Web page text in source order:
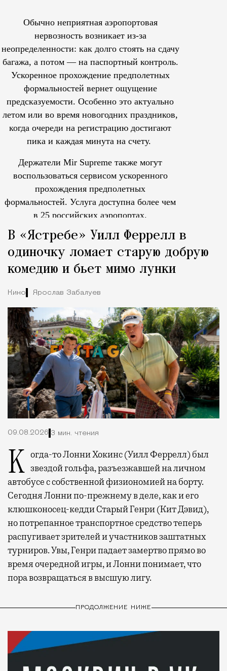
Обычно неприятная аэропортовая
нервозность возникает из-за
неопределенности: как долго стоять на сдачу
багажа, а потом — на паспортный контроль.
Ускоренное прохождение предполетных
формальностей вернет ощущение
предсказуемости. Особенно это актуально
летом или во время новогодних праздников,
когда очереди на регистрацию достигают
пика и каждая минута на счету.
Держатели Mir Supreme также могут
воспользоваться сервисом ускоренного
прохождения предполетных
формальностей. Услуга доступна более чем
в 25 российских аэропортах.
В «Ястребе» Уилл Феррелл в
одиночку ломает старую добрую
комедию и бьет мимо лунки
Кино Ярослав Забалуев
09.08.2026 3 мин. чтения
Когда-то Лонни Хокинс (Уилл Феррелл) был звездой гольфа, разъезжавшей на личном
автобусе с собственной физиономией на борту.
Сегодня Лонни по-прежнему в деле, как и его
клюшконосец-кедди Старый Генри (Кит Дэвид),
но потрепанное транспортное средство теперь
распугивает зрителей и участников заштатных
турниров. Увы, Генри падает замертво прямо во
время очередной игры, и Лонни понимает, что
пора возвращаться в высшую лигу.
ПРОДОЛЖЕНИЕ НИЖЕ